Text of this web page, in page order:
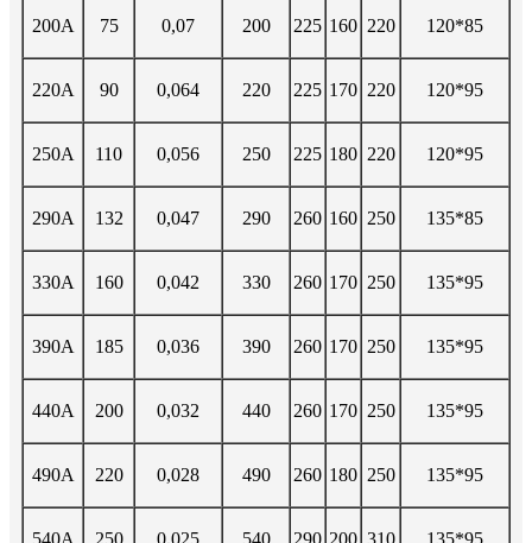
200A 75 0,07 200 225 160 220 120*85
220A 90 0,064 220 225 170 220 120*95
250A 110 0,056 250 225 180 220 120*95
290A 132 0,047 290 260 160 250 135*85
330A 160 0,042 330 260 170 250 135*95
390A 185 0,036 390 260 170 250 135*95
440A 200 0,032 440 260 170 250 135*95
490A 220 0,028 490 260 180 250 135*95
540A 250 0,025 540 290 200 310 135*95